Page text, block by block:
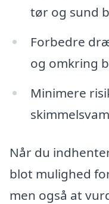
tør og sund
Forbedre
og omkring
Minimere
Når du
blot mulighed
men også at